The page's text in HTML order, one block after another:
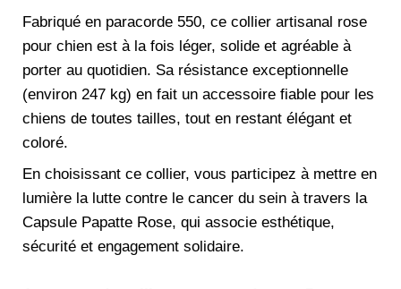
Fabriqué en paracorde 550, ce collier artisanal rose
pour chien est à la fois léger, solide et agréable à
porter au quotidien. Sa résistance exceptionnelle
(environ 247 kg) en fait un accessoire fiable pour les
chiens de toutes tailles, tout en restant élégant et
coloré.
En choisissant ce collier, vous participez à mettre en
lumière la lutte contre le cancer du sein à travers la
Capsule Papatte Rose, qui associe esthétique,
sécurité et engagement solidaire.